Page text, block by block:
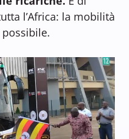
l’Africa: la mobilità